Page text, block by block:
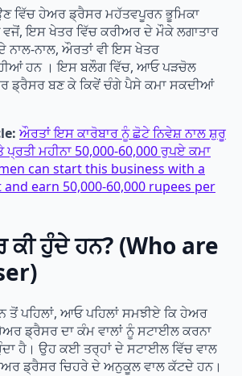
ਵਿੱਚ ਹੇਅਰ ਡ੍ਰੈਸਰ ਮਹੱਤਵਪੂਰਨ ਭੂਮਿਕਾ
ਵਜੋਂ, ਇਸ ਖੇਤਰ ਵਿੱਚ ਕਰੀਅਰ ਦੇ ਮੌਕੇ ਲਗਾਤਾਰ
ਨਾਲ-ਨਾਲ, ਔਰਤਾਂ ਵੀ ਇਸ ਖੇਤਰ
ਹਨ । ਇਸ ਬਲੌਗ ਵਿੱਚ, ਆਓ ਪੜਚੋਲ
ਡ੍ਰੈਸਰ ਬਣ ਕੇ ਕਿਵੇਂ ਚੰਗੇ ਪੈਸੇ ਕਮਾ ਸਕਦੀਆਂ
ਔਰਤਾਂ ਇਸ ਕਾਰੋਬਾਰ ਨੂੰ ਛੋਟੇ ਨਿਵੇਸ਼ ਨਾਲ ਸ਼ੁਰੂ
ਮਹੀਨਾ 50,000-60,000 ਰੁਪਏ ਕਮਾ
can start this business with a
earn 50,000-60,000 rupees per
ਹੁੰਦੇ ਹਨ? (Who are
ਪਹਿਲਾਂ, ਆਓ ਪਹਿਲਾਂ ਸਮਝੀਏ ਕਿ ਹੇਅਰ
ਡ੍ਰੈਸਰ ਦਾ ਕੰਮ ਵਾਲਾਂ ਨੂੰ ਸਟਾਈਲ ਕਰਨਾ
ਹੈ। ਉਹ ਕਈ ਤਰ੍ਹਾਂ ਦੇ ਸਟਾਈਲ ਵਿੱਚ ਵਾਲ
ਡ੍ਰੈਸਰ ਚਿਹਰੇ ਦੇ ਅਨੁਕੂਲ ਵਾਲ ਕੱਟਦੇ ਹਨ।